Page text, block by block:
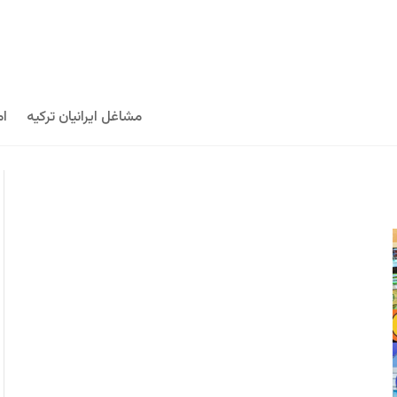
مشاغل ایرانیان ترکیه